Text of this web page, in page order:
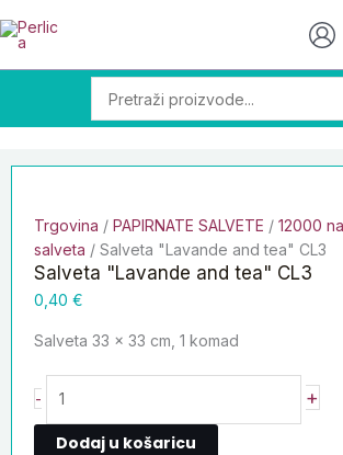
to
Trgovina / PAPIRNATE SALVETE / 12000
salveta / Salveta "Lavande and tea" CL3
Salveta "Lavande and tea" CL3
0,40 €
Salveta 33 x 33 cm, 1 komad
-
"Lavande
količina
+
Dodaj u košaricu